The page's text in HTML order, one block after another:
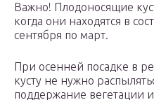
Важно! Плодоносящие
когда они находятся в
сентября по март.
При осенней посадке в
кусту не нужно
поддержание вегетации